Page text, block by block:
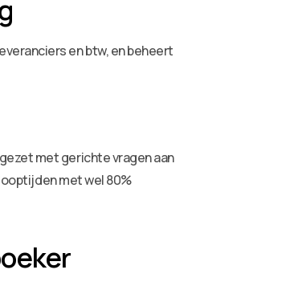
en btw, en beheert
met gerichte vragen aan
met wel 80%